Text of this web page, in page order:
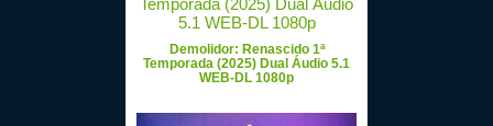
Demolidor: Renascido 1ª
Temporada (2025) Dual Áudio 5.1
WEB-DL 1080p